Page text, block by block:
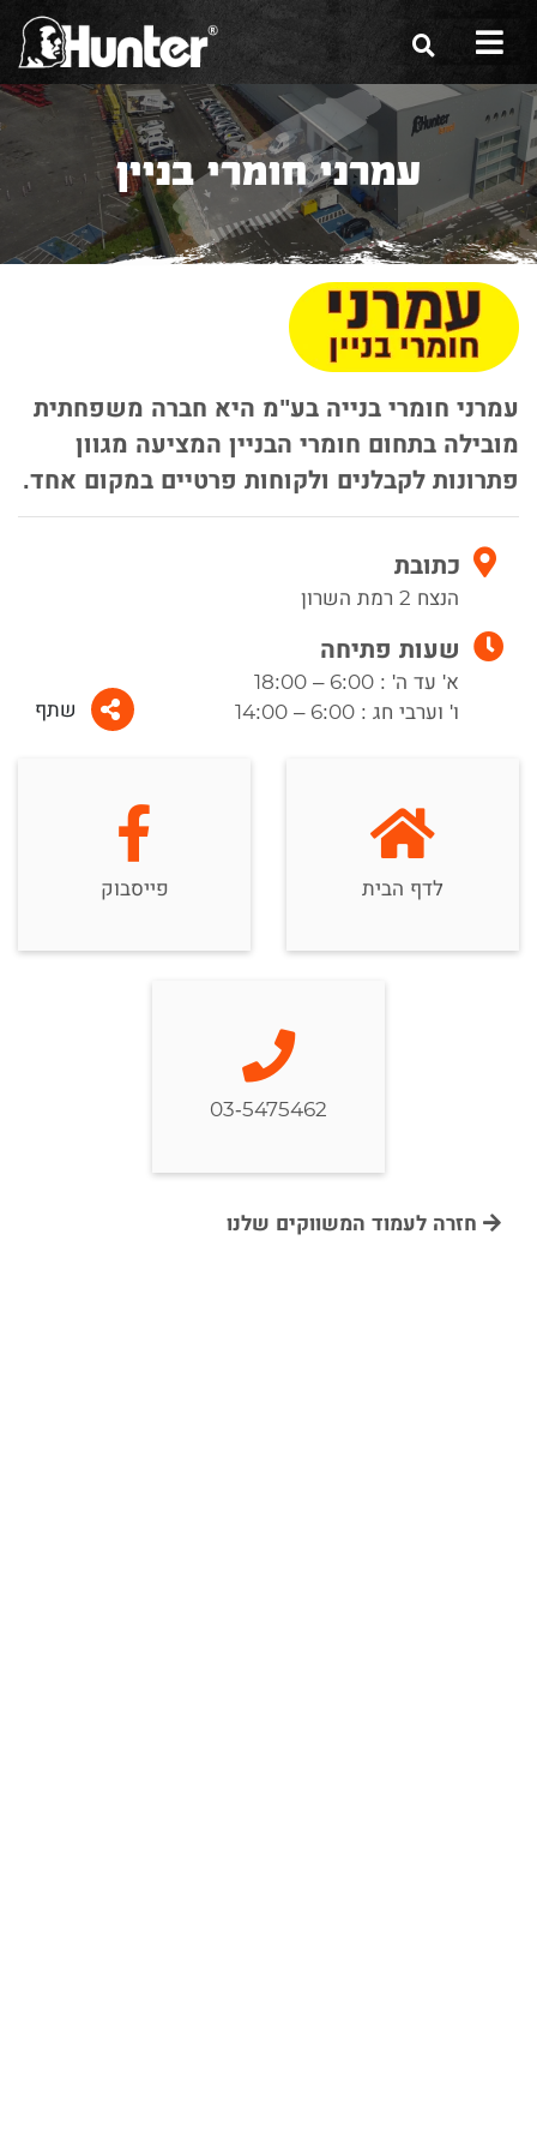
הסיפור שלנו
הכלים שלנו
תערוכות
משווקים
מגזין
שירות ואחריות
צור קשר
עמרני חומרי בניין
עמרני חומרי בנייה בע"מ היא חברה משפחתית
מובילה בתחום חומרי הבניין המציעה מגוון
פתרונות לקבלנים ולקוחות פרטיים במקום אחד.
כתובת
הנצח 2 רמת השרון
שעות פתיחה
א' עד ה' : 6:00 – 18:00
ו' וערבי חג : 6:00 – 14:00
שתף
לדף הבית פייסבוק
03-5475462
חזרה לעמוד המשווקים שלנו